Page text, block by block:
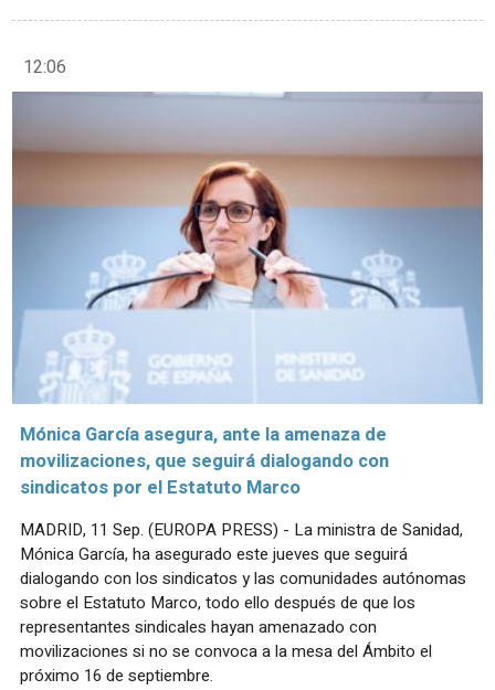
12:06
Mónica García asegura, ante la amenaza de
movilizaciones, que seguirá dialogando con
sindicatos por el Estatuto Marco
MADRID, 11 Sep. (EUROPA PRESS) - La ministra de Sanidad,
Mónica García, ha asegurado este jueves que seguirá
dialogando con los sindicatos y las comunidades autónomas
sobre el Estatuto Marco, todo ello después de que los
representantes sindicales hayan amenazado con
movilizaciones si no se convoca a la mesa del Ámbito el
próximo 16 de septiembre.